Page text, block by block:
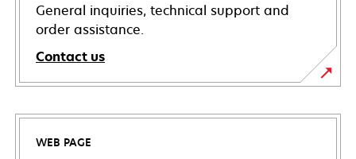
General inquiries, technical support and
order assistance.
Contact us
WEB PAGE